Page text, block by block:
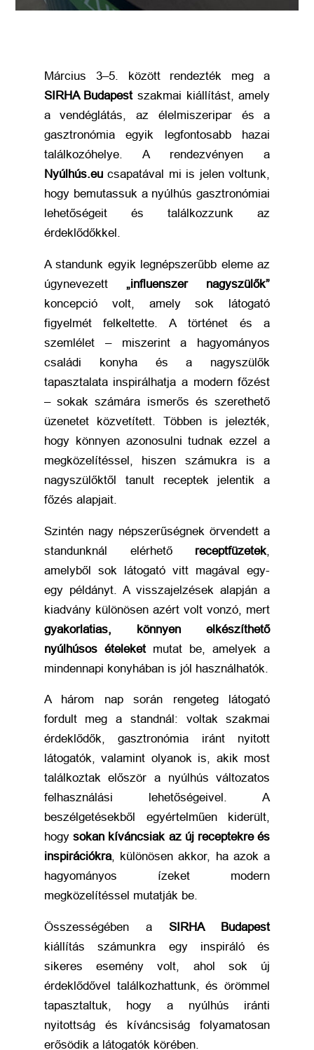
Március 3–5. között rendezték meg a
SIRHA Budapestszakmai kiállítást, amely
a vendéglátás, az élelmiszeripar és a
gasztronómia egyik legfontosabb hazai
találkozóhelye. A rendezvényen a
Nyúlhús.eucsapatával mi is jelen voltunk,
hogy bemutassuk a nyúlhús gasztronómiai
lehetőségeit és találkozzunk az
érdeklődőkkel.
A standunk egyik legnépszerűbb eleme az
úgynevezett „influenszer nagyszülők”
koncepció volt, amely sok látogató
figyelmét felkeltette. A történet és a
szemlélet – miszerint a hagyományos
családi konyha és a nagyszülők
tapasztalata inspirálhatja a modern főzést
– sokak számára ismerős és szerethető
üzenetet közvetített. Többen is jelezték,
hogy könnyen azonosulni tudnak ezzel a
megközelítéssel, hiszen számukra is a
nagyszülőktől tanult receptek jelentik a
főzés alapjait.
Szintén nagy népszerűségnek örvendett a
standunknál elérhető receptfüzetek
amelyből sok látogató vitt magával egy-
egy példányt. A visszajelzések alapján a
kiadvány különösen azért volt vonzó, mert
gyakorlatias, könnyen elkészíthető
nyúlhúsos ételeketmutat be, amelyek a
mindennapi konyhában is jól használhatók.
A három nap során rengeteg látogató
fordult meg a standnál: voltak szakmai
érdeklődők, gasztronómia iránt nyitott
látogatók, valamint olyanok is, akik most
találkoztak először a nyúlhús változatos
felhasználási lehetőségeivel. A
beszélgetésekből egyértelműen kiderült,
hogy sokan kíváncsiak az új receptekre és
inspirációkra, különösen akkor, ha azok a
hagyományos ízeket modern
megközelítéssel mutatják be.
Összességében aSIRHA Budapest
kiállítás számunkra egy inspiráló és
sikeres esemény volt, ahol sok új
érdeklődővel találkozhattunk, és örömmel
tapasztaltuk, hogy a nyúlhús iránti
nyitottság és kíváncsiság folyamatosan
erősödik a látogatók körében.